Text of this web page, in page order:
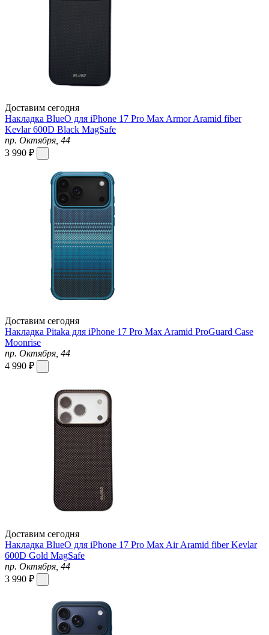
Доставим сегодня
Накладка BlueO для iPhone 17 Pro Max Armor Aramid fiber
Kevlar 600D Black MagSafe
пр. Октября, 44
3 990 ₽
Доставим сегодня
Накладка Pitaka для iPhone 17 Pro Max Aramid ProGuard Case
Moonrise
пр. Октября, 44
4 990 ₽
Доставим сегодня
Накладка BlueO для iPhone 17 Pro Max Air Aramid fiber Kevlar
600D Gold MagSafe
пр. Октября, 44
3 990 ₽